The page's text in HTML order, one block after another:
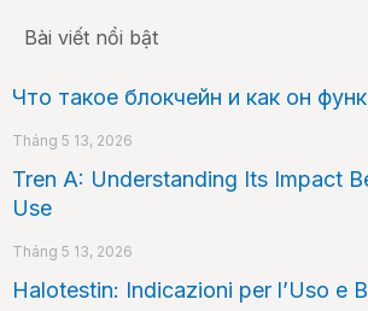
Bài viết nổi bật
Что такое блокчейн и как он
Tháng 5 13, 2026
Tren A: Understanding Its Impact
Use
Tháng 5 13, 2026
Halotestin: Indicazioni per l’Uso e